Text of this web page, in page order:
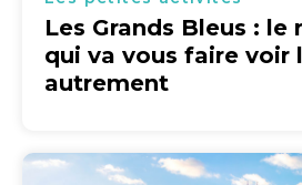
Les Grands Bleus : le
qui va vous faire voir
autrement